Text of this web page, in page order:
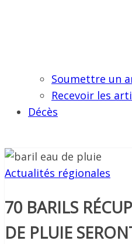
Soumettre un
Recevoir les
Décès
Actualités régionales
70 BARILS
DE PLUIE